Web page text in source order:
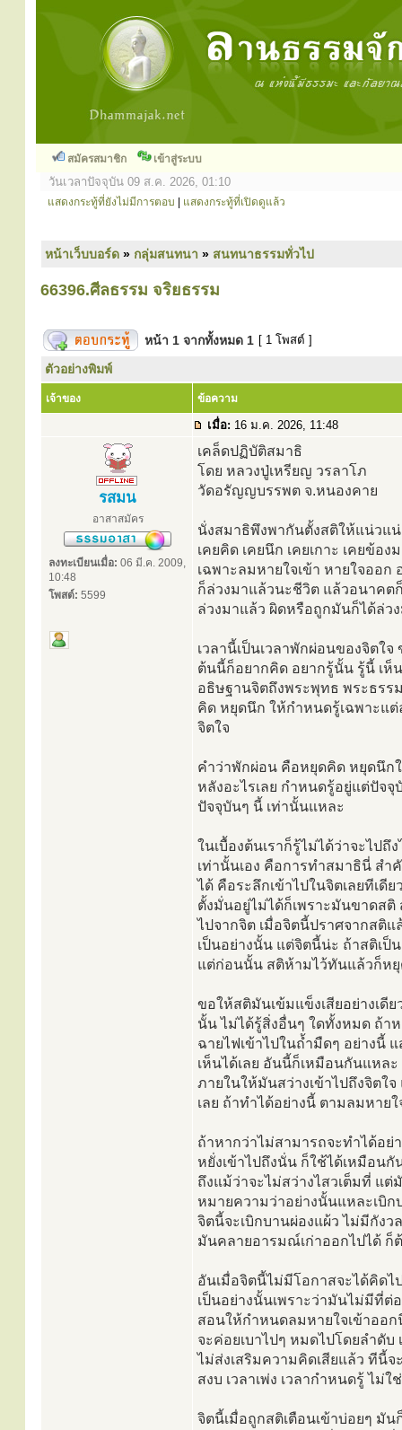
สมัครสมาชิก เข้าสู่ระบบ
วันเวลาปัจจุบัน 09 ส.ค. 2026, 01:10
แสดงกระทู้ที่ยังไม่มีการตอบ แสดงกระทู้ที่เปิดดูแล้ว
หน้าเว็บบอร์ด » กลุ่มสนทนา » สนทนาธรรมทั่วไป
66396.ศีลธรรม จริยธรรม
หน้า 1 จากทั้งหมด 1 [ 1 โพสต์ ]
ตัวอย่างพิมพ์
เจ้าของ ข้อความ
เมื่อ: 16 ม.ค. 2026, 11:48
รสมน
อาสาสมัคร
ลงทะเบียนเมื่อ: 06 มี.ค. 2009,
10:48
โพสต์: 5599
เคล็ดปฏิบัติสมาธิ
โดย หลวงปู่เหรียญ วรลาโภ
วัดอรัญญบรรพต จ.หนองคาย
นั่งสมาธิพึงพากันตั้งสติให้แน่วแ
เคยคิด เคยนึก เคยเกาะ เคยข้อ
เฉพาะลมหายใจเข้า หายใจออ
ก็ล่วงมาแล้วนะชีวิต แล้วอนาคต
ล่วงมาแล้ว ผิดหรือถูกมันก็ได้ล่ว
เวลานี้เป็นเวลาพักผ่อนของจิตใ
ต้นนี้ก็อยากคิด อยากรู้นั้น รู้นี้ เห็
อธิษฐานจิตถึงพระพุทธ พระธรร
คิด หยุดนึก ให้กำหนดรู้เฉพาะแต่
จิตใจ
คำว่าพักผ่อน คือหยุดคิด หยุดนึกใ
หลังอะไรเลย กำหนดรู้อยู่แต่ปัจ
ปัจจุบันๆ นี้ เท่านั้นแหละ
ในเบื้องต้นเราก็รู้ไม่ได้ว่าจะไป
เท่านั้นเอง คือการทำสมาธินี่ ส
ได้ คือระลึกเข้าไปในจิตเลยทีเดี
ตั้งมั่นอยู่ไม่ได้ก็เพราะมันขาดส
ไปจากจิต เมื่อจิตนี้ปราศจากสติ
เป็นอย่างนั้น แต่จิตนี้น่ะ ถ้าสติเป็
แต่ก่อนนั้น สติห้ามไว้ทันแล้วก็ห
ขอให้สติมันเข้มแข็งเสียอย่างเดี
นั้น ไม่ได้รู้สิ่งอื่นๆ ใดทั้งหมด ถ้าห
ฉายไฟเข้าไปในถ้ำมืดๆ อย่างนี้
เห็นได้เลย อันนี้ก็เหมือนกันแหล
ภายในให้มันสว่างเข้าไปถึงจิตใ
เลย ถ้าทำได้อย่างนี้ ตามลมหาย
ถ้าหากว่าไม่สามารถจะทำได้อย่
หยั่งเข้าไปถึงนั่น ก็ใช้ได้เหมือน
ถึงแม้ว่าจะไม่สว่างไสวเต็มที่ แ
หมายความว่าอย่างนั้นแหละเบิ
จิตนี้จะเบิกบานผ่องแผ้ว ไม่มีกัง
มันคลายอารมณ์เก่าออกไปได้ ก็
อันเมื่อจิตนี้ไม่มีโอกาสจะได้คิด
เป็นอย่างนั้นเพราะว่ามันไม่มีที่ต่
สอนให้กำหนดลมหายใจเข้าออ
จะค่อยเบาไปๆ หมดไปโดยลำดับ
ไม่ส่งเสริมความคิดเสียแล้ว ทีนี้จ
สงบ เวลาเพ่ง เวลากำหนดรู้ ไม่
จิตนี้เมื่อถูกสติเตือนเข้าบ่อยๆ มั